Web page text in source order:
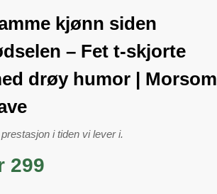
kjønn siden
– Fet t-skjorte
drøy humor | Morsom
i tiden vi lever i.
299